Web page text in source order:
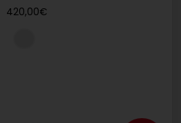
420,00€